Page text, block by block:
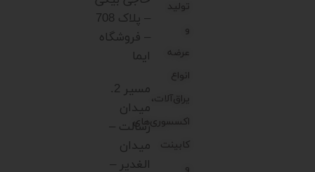
تولید
و
عرضه
انواع
یراق‌آلات،
اکسسوری‌های
کابینت
و
– پلاک 708
– فروشگاه
ایما
مسیر 2.
میدان
رسالت –
میدان
الغدیر –